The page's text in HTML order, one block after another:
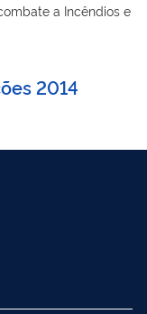
a Incêndios e
2014